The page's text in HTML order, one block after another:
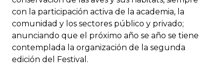
con la participación activa de la academia, la
comunidad y los sectores público y privado;
anunciando que el próximo año se año se tiene
contemplada la organización de la segunda
edición del Festival.